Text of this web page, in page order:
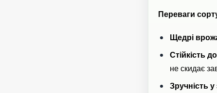
Переваги
Щедрі
Стійкість
не скидає
Зручність